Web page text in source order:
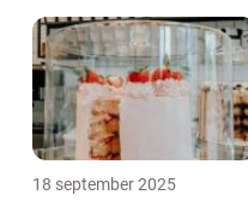
18 september 2025